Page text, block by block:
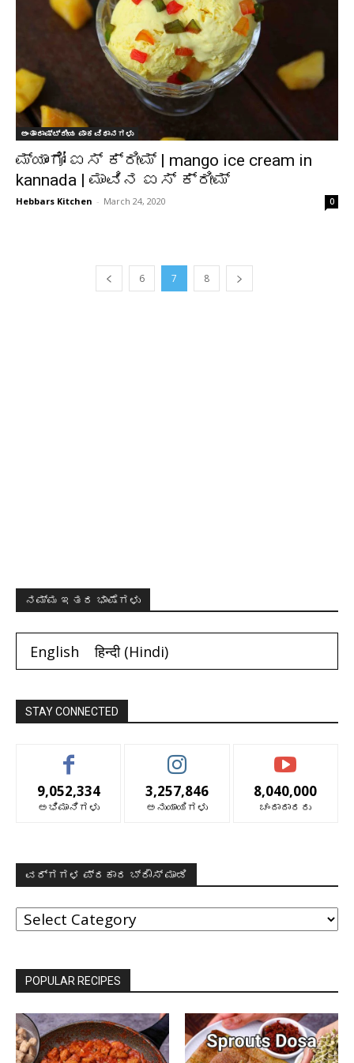
ಅಂತಾರಾಷ್ಟ್ರೀಯ ಪಾಕವಿಧಾನಗಳು
ಮ್ಯಾಂಗೋ ಐಸ್ ಕ್ರೀಮ್ | mango ice cream in
kannada | ಮಾವಿನ ಐಸ್ ಕ್ರೀಮ್
Hebbars Kitchen - March 24, 2020 0
6 7 8
ನಮ್ಮ ಇತರ ಭಾಷೆಗಳು
English हिन्दी(Hindi)
STAY CONNECTED
9,052,334
ಅಭಿಮಾನಿಗಳು
3,257,846
ಅನುಯಾಯಿಗಳು
8,040,000
ಚಂದಾದಾರರು
ವರ್ಗಗಳ ಪ್ರಕಾರ ಬ್ರೌಸ್ ಮಾಡಿ
ವರ್ಗಗಳ
ಪ್ರಕಾರ
POPULAR RECIPES